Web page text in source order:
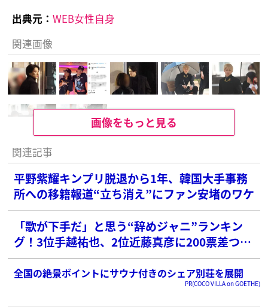
出典元： WEB女性自身
関連画像
画像をもっと見る
関連記事
平野紫耀キンプリ脱退から1年、韓国大手事務
所への移籍報道“立ち消え”にファン安堵のワケ
「歌が下手だ」と思う“辞めジャニ”ランキン
グ！3位手越祐也、2位近藤真彦に200票差つけ
た1位は？
全国の絶景ポイントにサウナ付きのシェア別荘を展開
PR(COCO VILLA on GOETHE)